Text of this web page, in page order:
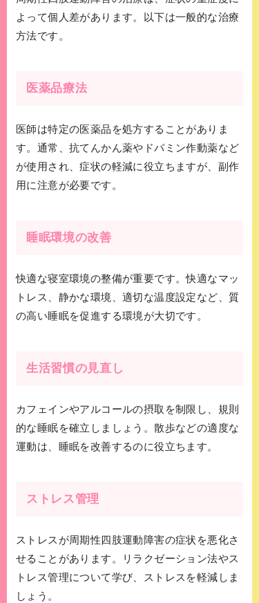
よって個人差があります。以下は一般的な治療
方法です。
医薬品療法
医師は特定の医薬品を処方することがありま
す。通常、抗てんかん薬やドパミン作動薬など
が使用され、症状の軽減に役立ちますが、副作
用に注意が必要です。
睡眠環境の改善
快適な寝室環境の整備が重要です。快適なマッ
トレス、静かな環境、適切な温度設定など、質
の高い睡眠を促進する環境が大切です。
生活習慣の見直し
カフェインやアルコールの摂取を制限し、規則
的な睡眠を確立しましょう。散歩などの適度な
運動は、睡眠を改善するのに役立ちます。
ストレス管理
ストレスが周期性四肢運動障害の症状を悪化さ
せることがあります。リラクゼーション法やス
トレス管理について学び、ストレスを軽減しま
しょう。